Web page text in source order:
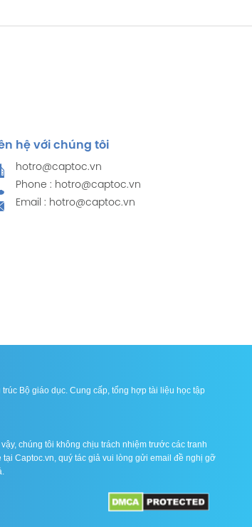
hệ với chúng tôi
hotro@captoc.vn
Phone : hotro@captoc.vn
Email : hotro@captoc.vn
Bộ giáo dục. Cung cấp, tổng hợp tài liệu học tập
chúng tôi không chịu trách nhiệm trước các tranh
Captoc.vn, quý tác giả vui lòng gửi email đề nghị gỡ